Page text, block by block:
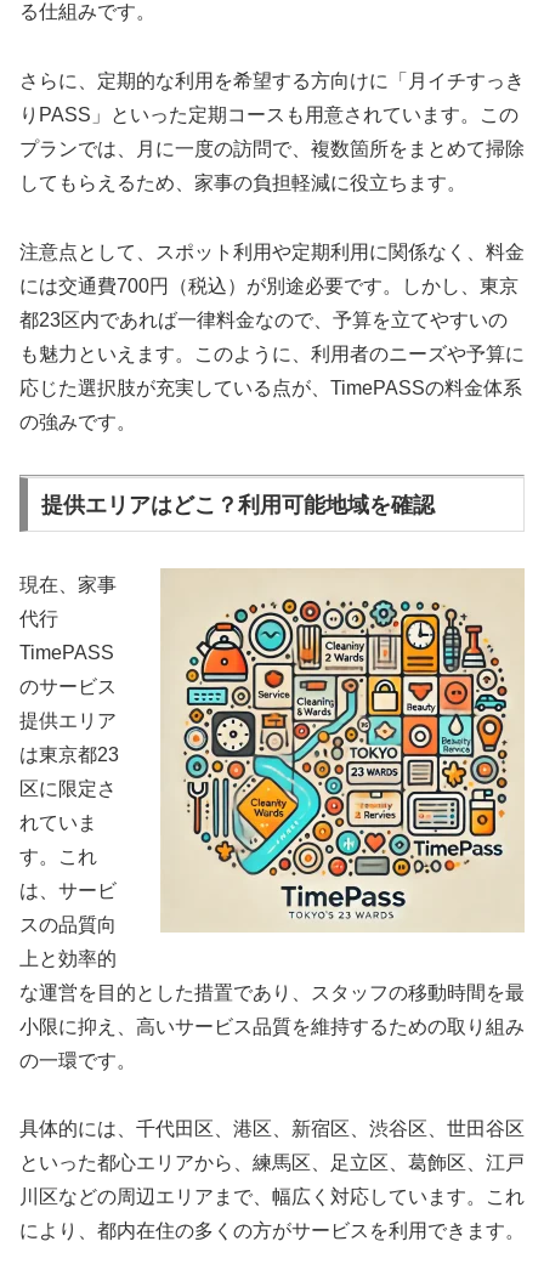
る仕組みです。
さらに、定期的な利用を希望する方向けに「月イチすっき
りPASS」といった定期コースも用意されています。この
プランでは、月に一度の訪問で、複数箇所をまとめて掃除
してもらえるため、家事の負担軽減に役立ちます。
注意点として、スポット利用や定期利用に関係なく、料金
には交通費700円（税込）が別途必要です。しかし、東京
都23区内であれば一律料金なので、予算を立てやすいの
も魅力といえます。このように、利用者のニーズや予算に
応じた選択肢が充実している点が、TimePASSの料金体系
の強みです。
提供エリアはどこ？利用可能地域を確認
現在、家事
代行
TimePASS
のサービス
提供エリア
は東京都23
区に限定さ
れていま
す。これ
は、サービ
スの品質向
上と効率的
な運営を目的とした措置であり、スタッフの移動時間を最
小限に抑え、高いサービス品質を維持するための取り組み
の一環です。
具体的には、千代田区、港区、新宿区、渋谷区、世田谷区
といった都心エリアから、練馬区、足立区、葛飾区、江戸
川区などの周辺エリアまで、幅広く対応しています。これ
により、都内在住の多くの方がサービスを利用できます。